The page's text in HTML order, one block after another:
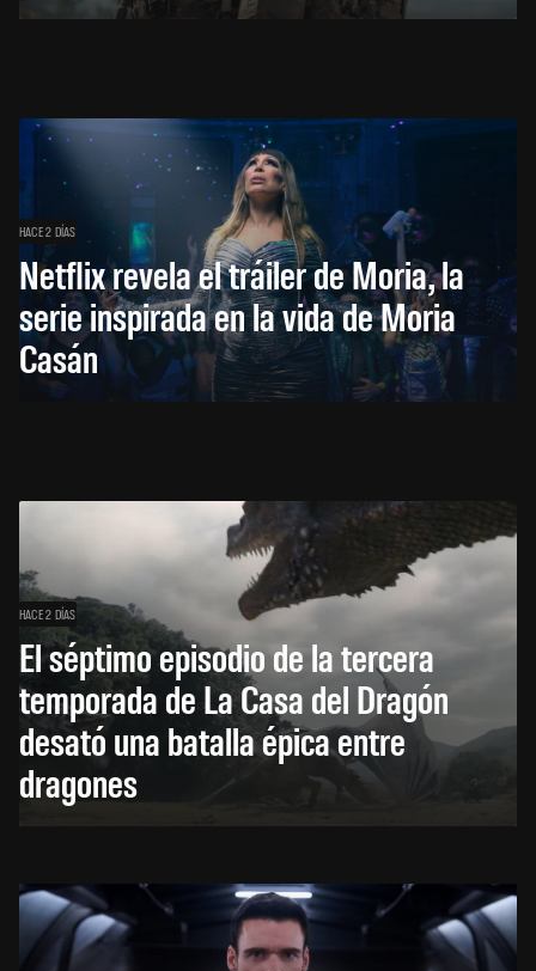
HACE 2 DÍAS
Netflix revela el tráiler de Moria, la
serie inspirada en la vida de Moria
Casán
HACE 2 DÍAS
El séptimo episodio de la tercera
temporada de La Casa del Dragón
desató una batalla épica entre
dragones